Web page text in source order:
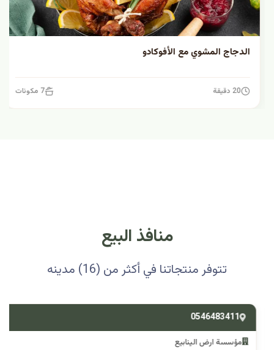
الدجاج المشوي مع الأفوكادو
20 دقيقة 7 مكونات
منافذ البيع
تتوفر منتجاتنا في أكثر من (16) مدينه
0546483411
مؤسسة ارض الينابيع